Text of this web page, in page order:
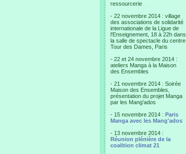
ressourcerie
- 22 novembre 2014 : village
des associations de solidarité
internationale de la Ligue de
l'Enseignement, 18 à 22h dans
la salle de spectacle du centre
Tour des Dames, Paris
- 22 et 24 novembre 2014 :
ateliers Manga à la Maison
des Ensembles
- 21 novembre 2014 : Soirée
Maison des Ensembles,
présentation du projet Manga
par les Mang'ados
- 15 novembre 2014 : Paris
Manga avec les Mang'ados
- 13 novembre 2014 :
Réunion plénière de la
coalition climat 21